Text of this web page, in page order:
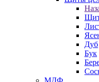
Дуб
Бук
МДФ